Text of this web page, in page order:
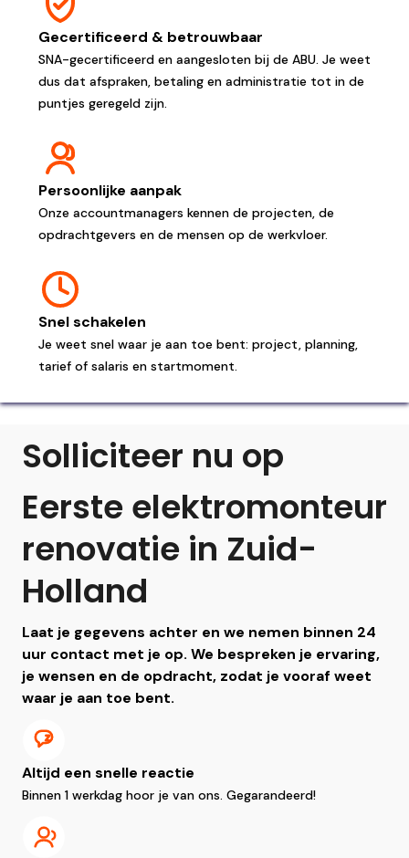
Gecertificeerd & betrouwbaar
SNA-gecertificeerd en aangesloten bij de ABU. Je weet
dus dat afspraken, betaling en administratie tot in de
puntjes geregeld zijn.
Persoonlijke aanpak
Onze accountmanagers kennen de projecten, de
opdrachtgevers en de mensen op de werkvloer.
Snel schakelen
Je weet snel waar je aan toe bent: project, planning,
tarief of salaris en startmoment.
Solliciteer nu op
Eerste elektromonteur
renovatie in Zuid-
Holland
Laat je gegevens achter en we nemen binnen 24
uur contact met je op. We bespreken je ervaring,
je wensen en de opdracht, zodat je vooraf weet
waar je aan toe bent.
Altijd een snelle reactie
Binnen 1 werkdag hoor je van ons. Gegarandeerd!